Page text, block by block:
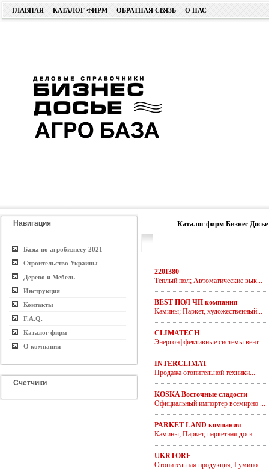
ГЛАВНАЯ КАТАЛОГ ФИРМ ОБРАТНАЯ СВЯЗЬ О НАС
Навигация
Базы по агробизнесу 2021
Строительство Украины
Дерево и Мебель
Инструкция
Контакты
F.A.Q.
Каталог фирм
О компании
Счётчики
Каталог фирм Бизнес Досье
220I380
Теплый пол; Автоматические вык...
BEST ПОЛ ЧП компания
Камины; Паркет, художественный...
CLIMATECH
Энергоэффективные системы вент...
INTERCLIMAT
Продажа отопительной техники...
KOSKA Восточные сладости
Официальный импортер всемирно ...
PARKET LAND компания
Камины; Паркет, паркетная доск...
UKRTORF
Отопительная продукция; Гумино...